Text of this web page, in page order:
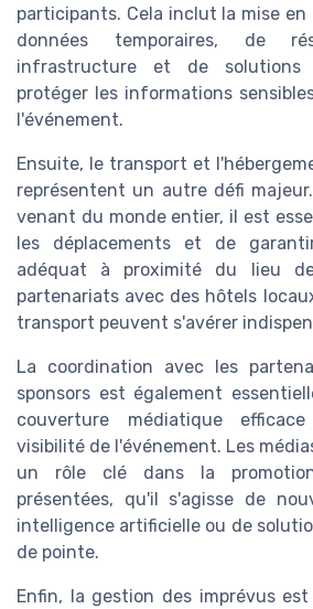
participants. Cela inclut la mise
données temporaires, de
infrastructure et de
protéger les informations
l'événement.
Ensuite, le transport et
représentent un autre défi
venant du monde entier, il est
les déplacements et de
adéquat à proximité du lieu
partenariats avec des hôtels
transport peuvent s'avérer
La coordination avec les
sponsors est également
couverture médiatique
visibilité de l'événement. Les
un rôle clé dans la
présentées, qu'il s'agisse de
intelligence artificielle ou de
de pointe.
Enfin, la gestion des imprévus